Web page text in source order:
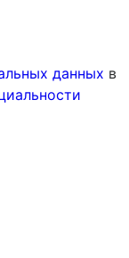
данных в